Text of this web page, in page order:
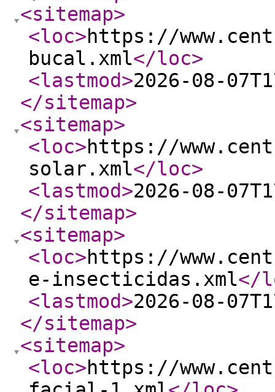
<sitemap>
<loc>https://
bucal.xml</loc>
<lastmod>2026-08-
</sitemap>
<sitemap>
<loc>https://
solar.xml</loc>
<lastmod>2026-08-
</sitemap>
<sitemap>
<loc>https://
e-insecticidas.xml</
<lastmod>2026-08-
</sitemap>
<sitemap>
<loc>https://